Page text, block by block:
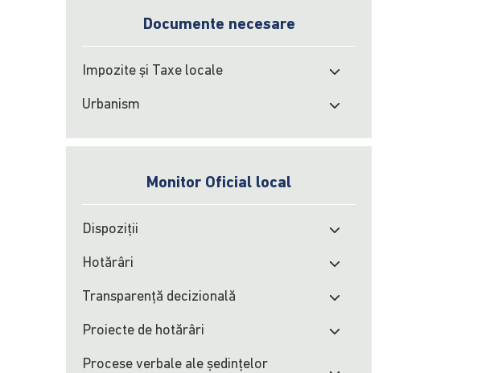
Documente necesare
Impozite şi Taxe locale
Urbanism
Monitor Oficial local
Dispoziții
Hotărâri
Transparență decizională
Proiecte de hotărâri
Procese verbale ale şedinţelor